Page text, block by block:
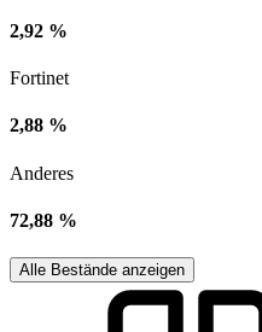
2,92 %
Fortinet
2,88 %
Anderes
72,88 %
Alle Bestände anzeigen